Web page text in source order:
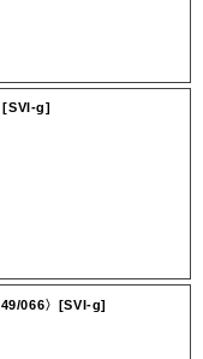
[SVI-g]
066〉[SVI-g]